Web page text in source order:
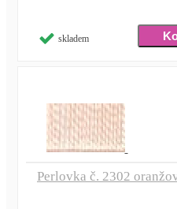
skladem
Perlovka č. 2302